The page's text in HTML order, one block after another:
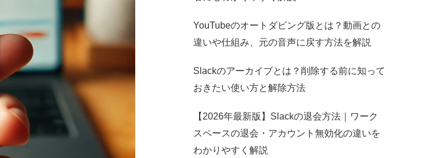
YouTubeのオートダビング版とは？動画との
違いや仕組み、元の音声に戻す方法を解説
Slackのアーカイブとは？削除する前に知って
おきたい使い方と解除方法
【2026年最新版】Slackの退会方法｜ワーク
スペースの退会・アカウント無効化の違いを
わかりやすく解説